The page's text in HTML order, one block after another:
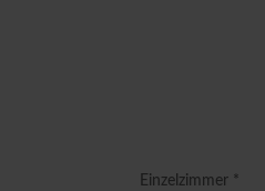
Einzelzimmer *